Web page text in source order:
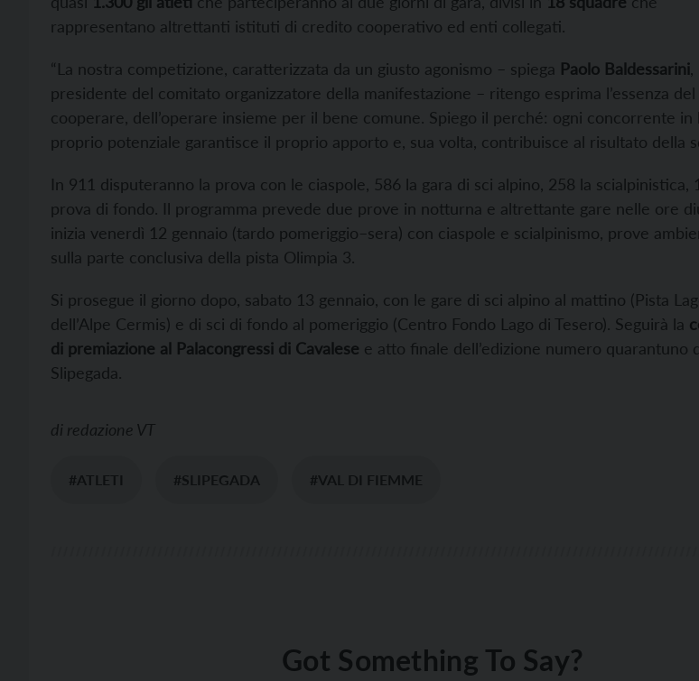
rappresentano altrettanti istituti di credito cooperativo ed enti collegati.
“La nostra competizione, caratterizzata da un giusto agonismo – spiega Paolo Baldessarini
presidente del comitato organizzatore della manifestazione – ritengo esprima l’essenza del
cooperare, dell’operare insieme per il bene comune. Spiego il perché: ogni concorrente in
proprio potenziale garantisce il proprio apporto e, sua volta, contribuisce al risultato della
In 911 disputeranno la prova con le ciaspole, 586 la gara di sci alpino, 258 la scialpinistica,
prova di fondo. Il programma prevede due prove in notturna e altrettante gare nelle ore
inizia venerdì 12 gennaio (tardo pomeriggio–sera) con ciaspole e scialpinismo, prove
sulla parte conclusiva della pista Olimpia 3.
Si prosegue il giorno dopo, sabato 13 gennaio, con le gare di sci alpino al mattino (Pista
dell’Alpe Cermis) e di sci di fondo al pomeriggio (Centro Fondo Lago di Tesero). Seguirà la
di premiazione al Palacongressi di Cavalese e atto finale dell’edizione numero quarantuno
Slipegada.
di redazione VT
#ATLETI #SLIPEGADA #VAL DI FIEMME
Got Something To Say?